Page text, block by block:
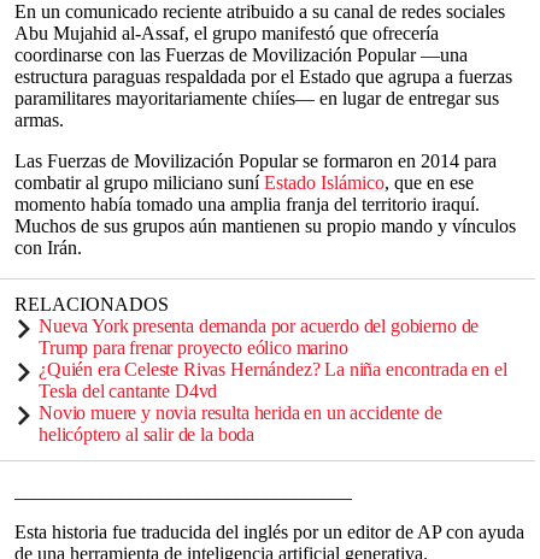
En un comunicado reciente atribuido a su canal de redes sociales
Abu Mujahid al-Assaf, el grupo manifestó que ofrecería
coordinarse con las Fuerzas de Movilización Popular —una
estructura paraguas respaldada por el Estado que agrupa a fuerzas
paramilitares mayoritariamente chiíes— en lugar de entregar sus
armas.
Las Fuerzas de Movilización Popular se formaron en 2014 para
combatir al grupo miliciano suníEstado Islámico, que en ese
momento había tomado una amplia franja del territorio iraquí.
Muchos de sus grupos aún mantienen su propio mando y vínculos
con Irán.
RELACIONADOS
Nueva York presenta demanda por acuerdo del gobierno de
Trump para frenar proyecto eólico marino
¿Quién era Celeste Rivas Hernández? La niña encontrada en el
Tesla del cantante D4vd
Novio muere y novia resulta herida en un accidente de
helicóptero al salir de la boda
Esta historia fue traducida del inglés por un editor de AP con ayuda
de una herramienta de inteligencia artificial generativa.